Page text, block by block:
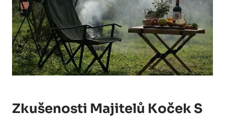
Zkušenosti Majitelů Koček S